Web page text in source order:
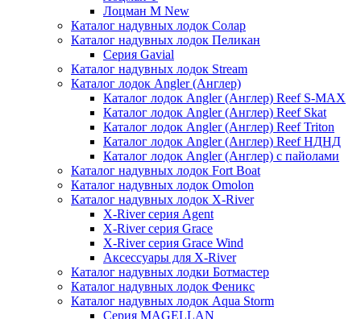
Лоцман М New
Каталог надувных лодок Солар
Каталог надувных лодок Пеликан
Серия Gavial
Каталог надувных лодок Stream
Каталог лодок Angler (Англер)
Каталог лодок Angler (Англер) Reef S-MAX
Каталог лодок Angler (Англер) Reef Skat
Каталог лодок Angler (Англер) Reef Triton
Каталог лодок Angler (Англер) Reef НДНД
Каталог лодок Angler (Англер) с пайолами
Каталог надувных лодок Fort Boat
Каталог надувных лодок Omolon
Каталог надувных лодок X-River
X-River серия Agent
X-River серия Grace
X-River серия Grace Wind
Аксессуары для X-River
Каталог надувных лодки Ботмастер
Каталог надувных лодок Феникc
Каталог надувных лодок Aqua Storm
Серия MAGELLAN